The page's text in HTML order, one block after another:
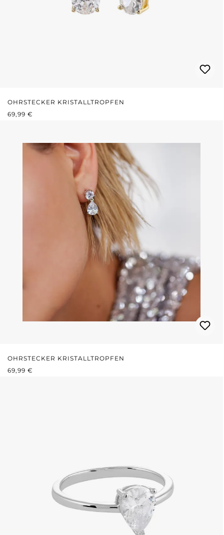
OHRSTECKER KRISTALLTROPFEN
REGULÄRER PREIS:
69,99 €
OHRSTECKER KRISTALLTROPFEN
REGULÄRER PREIS:
69,99 €